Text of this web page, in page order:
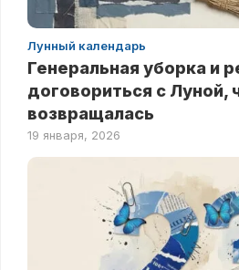
Лунный календарь
Генеральная уборка и
договориться с Луной,
возвращалась
19 января, 2026